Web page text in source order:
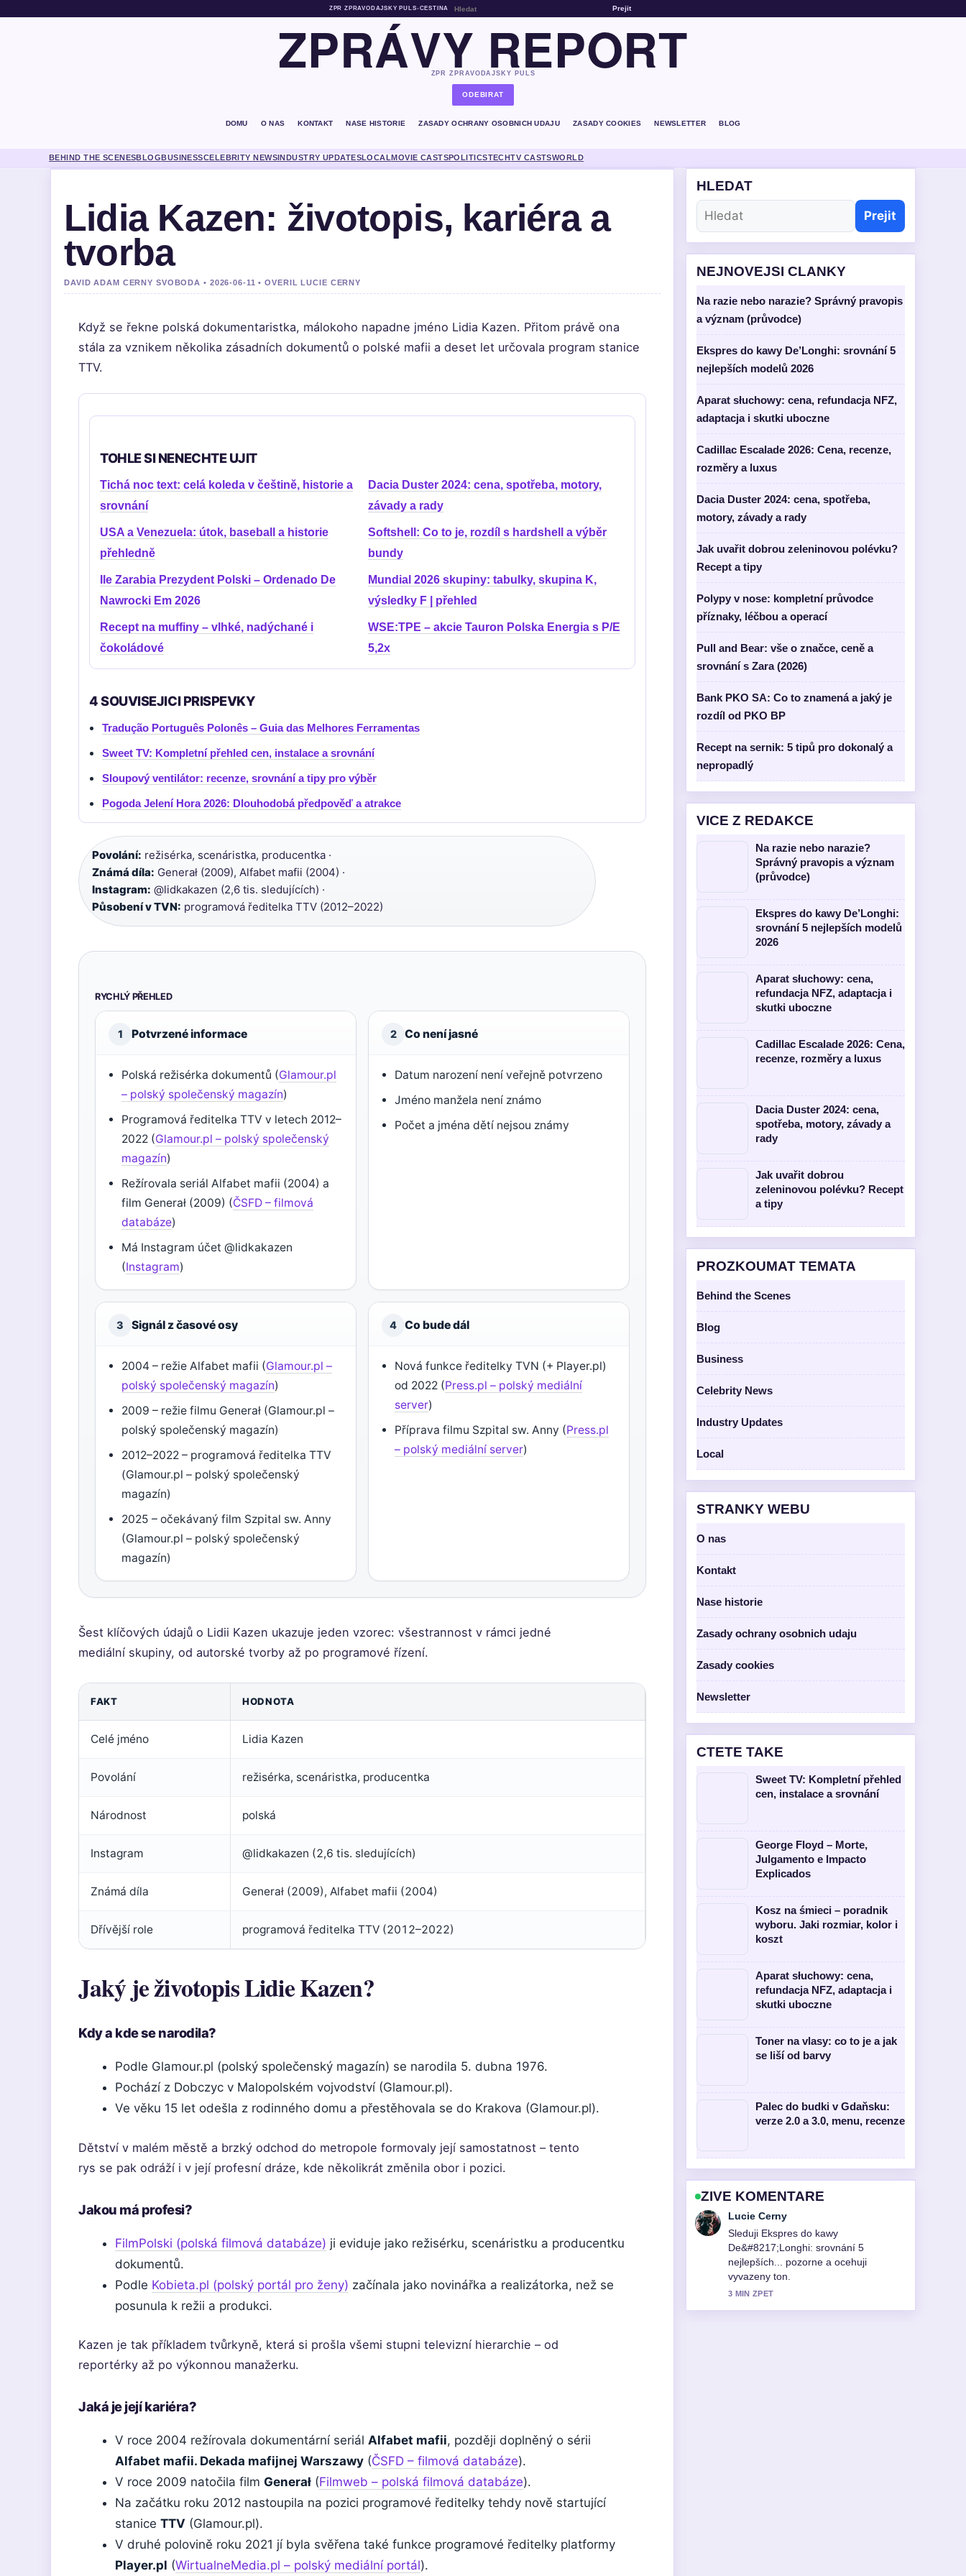
ZPR ZPRAVODAJSKY PULS•CESTINA Prejit
ZPRÁVY REPORT
ZPR ZPRAVODAJSKY PULS
ODEBIRAT
DOMU O NAS KONTAKT NASE HISTORIE ZASADY OCHRANY OSOBNICH UDAJU ZASADY COOKIES NEWSLETTER BLOG
BEHIND THE SCENESBLOGBUSINESSCELEBRITY NEWSINDUSTRY UPDATESLOCALMOVIE CASTSPOLITICSTECHTV CASTSWORLD
Lidia Kazen: životopis, kariéra a
tvorba
DAVID ADAM CERNY SVOBODA • 2026-06-11 • OVERIL LUCIE CERNY
Když se řekne polská dokumentaristka, málokoho napadne jméno Lidia Kazen. Přitom právě ona
stála za vznikem několika zásadních dokumentů o polské mafii a deset let určovala program stanice
TTV.
TOHLE SI NENECHTE UJIT
Tichá noc text: celá koleda v češtině, historie a
srovnání
Dacia Duster 2024: cena, spotřeba, motory,
závady a rady
USA a Venezuela: útok, baseball a historie
přehledně
Softshell: Co to je, rozdíl s hardshell a výběr
bundy
Ile Zarabia Prezydent Polski – Ordenado De
Nawrocki Em 2026
Mundial 2026 skupiny: tabulky, skupina K,
výsledky F | přehled
Recept na muffiny – vlhké, nadýchané i
čokoládové
WSE:TPE – akcie Tauron Polska Energia s P/E
5,2x
4 SOUVISEJICI PRISPEVKY
Tradução Português Polonês – Guia das Melhores Ferramentas
Sweet TV: Kompletní přehled cen, instalace a srovnání
Sloupový ventilátor: recenze, srovnání a tipy pro výběr
Pogoda Jelení Hora 2026: Dlouhodobá předpověď a atrakce
Povolání: režisérka, scenáristka, producentka ·
Známá díla: Generał (2009), Alfabet mafii (2004) ·
Instagram: @lidkakazen (2,6 tis. sledujících) ·
Působení v TVN: programová ředitelka TTV (2012–2022)
RYCHLÝ PŘEHLED
1 Potvrzené informace
Polská režisérka dokumentů (Glamour.pl
– polský společenský magazín)
Programová ředitelka TTV v letech 2012–
2022 (Glamour.pl – polský společenský
magazín)
Režírovala seriál Alfabet mafii (2004) a
film Generał (2009) (ČSFD – filmová
databáze)
Má Instagram účet @lidkakazen
(Instagram)
2 Co není jasné
Datum narození není veřejně potvrzeno
Jméno manžela není známo
Počet a jména dětí nejsou známy
3 Signál z časové osy
2004 – režie Alfabet mafii (Glamour.pl –
polský společenský magazín)
2009 – režie filmu Generał (Glamour.pl –
polský společenský magazín)
2012–2022 – programová ředitelka TTV
(Glamour.pl – polský společenský
magazín)
2025 – očekávaný film Szpital sw. Anny
(Glamour.pl – polský společenský
magazín)
4 Co bude dál
Nová funkce ředitelky TVN (+ Player.pl)
od 2022 (Press.pl – polský mediální
server)
Příprava filmu Szpital sw. Anny (Press.pl
– polský mediální server)
Šest klíčových údajů o Lidii Kazen ukazuje jeden vzorec: všestrannost v rámci jedné
mediální skupiny, od autorské tvorby až po programové řízení.
FAKT HODNOTA
Celé jméno Lidia Kazen
Povolání režisérka, scenáristka, producentka
Národnost polská
Instagram @lidkakazen (2,6 tis. sledujících)
Známá díla Generał (2009), Alfabet mafii (2004)
Dřívější role programová ředitelka TTV (2012–2022)
Jaký je životopis Lidie Kazen?
Kdy a kde se narodila?
Podle Glamour.pl (polský společenský magazín) se narodila 5. dubna 1976.
Pochází z Dobczyc v Malopolském vojvodství (Glamour.pl).
Ve věku 15 let odešla z rodinného domu a přestěhovala se do Krakova (Glamour.pl).
Dětství v malém městě a brzký odchod do metropole formovaly její samostatnost – tento
rys se pak odráží i v její profesní dráze, kde několikrát změnila obor i pozici.
Jakou má profesi?
FilmPolski (polská filmová databáze) ji eviduje jako režisérku, scenáristku a producentku
dokumentů.
Podle Kobieta.pl (polský portál pro ženy) začínala jako novinářka a realizátorka, než se
posunula k režii a produkci.
Kazen je tak příkladem tvůrkyně, která si prošla všemi stupni televizní hierarchie – od
reportérky až po výkonnou manažerku.
Jaká je její kariéra?
V roce 2004 režírovala dokumentární seriál Alfabet mafii, později doplněný o sérii
Alfabet mafii. Dekada mafijnej Warszawy (ČSFD – filmová databáze).
V roce 2009 natočila film Generał (Filmweb – polská filmová databáze).
Na začátku roku 2012 nastoupila na pozici programové ředitelky tehdy nově startující
stanice TTV (Glamour.pl).
V druhé polovině roku 2021 jí byla svěřena také funkce programové ředitelky platformy
Player.pl (WirtualneMedia.pl – polský mediální portál).
HLEDAT
Prejit
NEJNOVEJSI CLANKY
Na razie nebo narazie? Správný pravopis
a význam (průvodce)
Ekspres do kawy De’Longhi: srovnání 5
nejlepších modelů 2026
Aparat słuchowy: cena, refundacja NFZ,
adaptacja i skutki uboczne
Cadillac Escalade 2026: Cena, recenze,
rozměry a luxus
Dacia Duster 2024: cena, spotřeba,
motory, závady a rady
Jak uvařit dobrou zeleninovou polévku?
Recept a tipy
Polypy v nose: kompletní průvodce
příznaky, léčbou a operací
Pull and Bear: vše o značce, ceně a
srovnání s Zara (2026)
Bank PKO SA: Co to znamená a jaký je
rozdíl od PKO BP
Recept na sernik: 5 tipů pro dokonalý a
nepropadlý
VICE Z REDAKCE
Na razie nebo narazie?
Správný pravopis a význam
(průvodce)
Ekspres do kawy De’Longhi:
srovnání 5 nejlepších modelů
2026
Aparat słuchowy: cena,
refundacja NFZ, adaptacja i
skutki uboczne
Cadillac Escalade 2026: Cena,
recenze, rozměry a luxus
Dacia Duster 2024: cena,
spotřeba, motory, závady a
rady
Jak uvařit dobrou
zeleninovou polévku? Recept
a tipy
PROZKOUMAT TEMATA
Behind the Scenes
Blog
Business
Celebrity News
Industry Updates
Local
STRANKY WEBU
O nas
Kontakt
Nase historie
Zasady ochrany osobnich udaju
Zasady cookies
Newsletter
CTETE TAKE
Sweet TV: Kompletní přehled
cen, instalace a srovnání
George Floyd – Morte,
Julgamento e Impacto
Explicados
Kosz na śmieci – poradnik
wyboru. Jaki rozmiar, kolor i
koszt
Aparat słuchowy: cena,
refundacja NFZ, adaptacja i
skutki uboczne
Toner na vlasy: co to je a jak
se liší od barvy
Palec do budki v Gdaňsku:
verze 2.0 a 3.0, menu, recenze
ZIVE KOMENTARE
Martin Prochazka
Uzitecny kontext k Aparat słuchowy:
cena, refundacja NFZ, adaptacja i....
Prosim pokracujte v prubeznych
aktualizacich.
5 MIN ZPET